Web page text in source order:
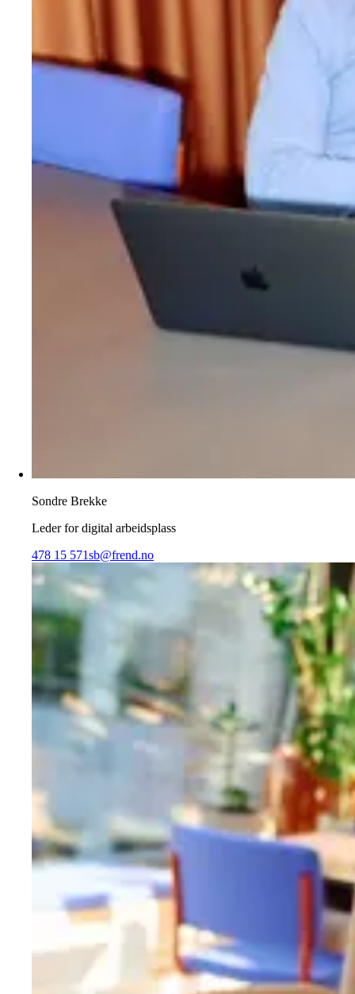
Sondre Brekke
Leder for digital arbeidsplass
478 15 571sb@frend.no